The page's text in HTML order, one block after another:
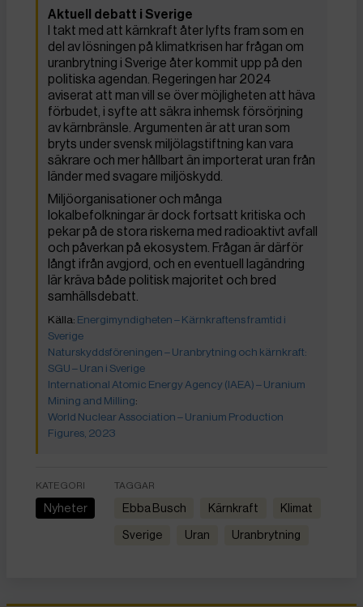
Aktuell debatt i Sverige
I takt med att kärnkraft åter lyfts fram som en
del av lösningen på klimatkrisen har frågan om
uranbrytning i Sverige åter kommit upp på den
politiska agendan. Regeringen har 2024
aviserat att man vill se över möjligheten att häva
förbudet, i syfte att säkra inhemsk försörjning
av kärnbränsle. Argumenten är att uran som
bryts under svensk miljölagstiftning kan vara
säkrare och mer hållbart än importerat uran från
länder med svagare miljöskydd.
Miljöorganisationer och många
lokalbefolkningar är dock fortsatt kritiska och
pekar på de stora riskerna med radioaktivt avfall
och påverkan på ekosystem. Frågan är därför
långt ifrån avgjord, och en eventuell lagändring
lär kräva både politisk majoritet och bred
samhällsdebatt.
Energimyndigheten – Kärnkraftens framtid i
Sverige
Naturskyddsföreningen – Uranbrytning och kärnkraft:
SGU – Uran i Sverige
International Atomic Energy Agency (IAEA) – Uranium
Mining and Milling:
World Nuclear Association – Uranium Production
Figures, 2023
KATEGORI
Nyheter
TAGGAR
Ebba Busch kärnkraft Klimat
Sverige uran uranbrytning